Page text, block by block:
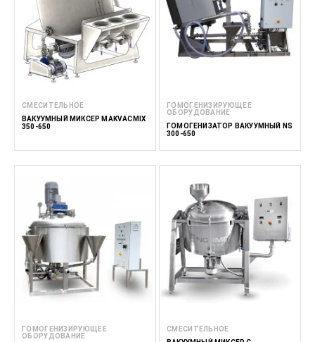
СМЕСИТЕЛЬНОЕ
ВАКУУМНЫЙ МИКСЕР MAKVACMIX
350-650
ГОМОГЕНИЗИРУЮЩЕЕ
ОБОРУДОВАНИЕ
ГОМОГЕНИЗАТОР ВАКУУМНЫЙ NS
300-650
ГОМОГЕНИЗИРУЮЩЕЕ
ОБОРУДОВАНИЕ
СМЕСИТЕЛЬНОЕ